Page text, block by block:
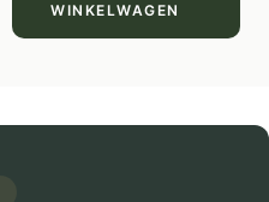
WINKELWAGEN